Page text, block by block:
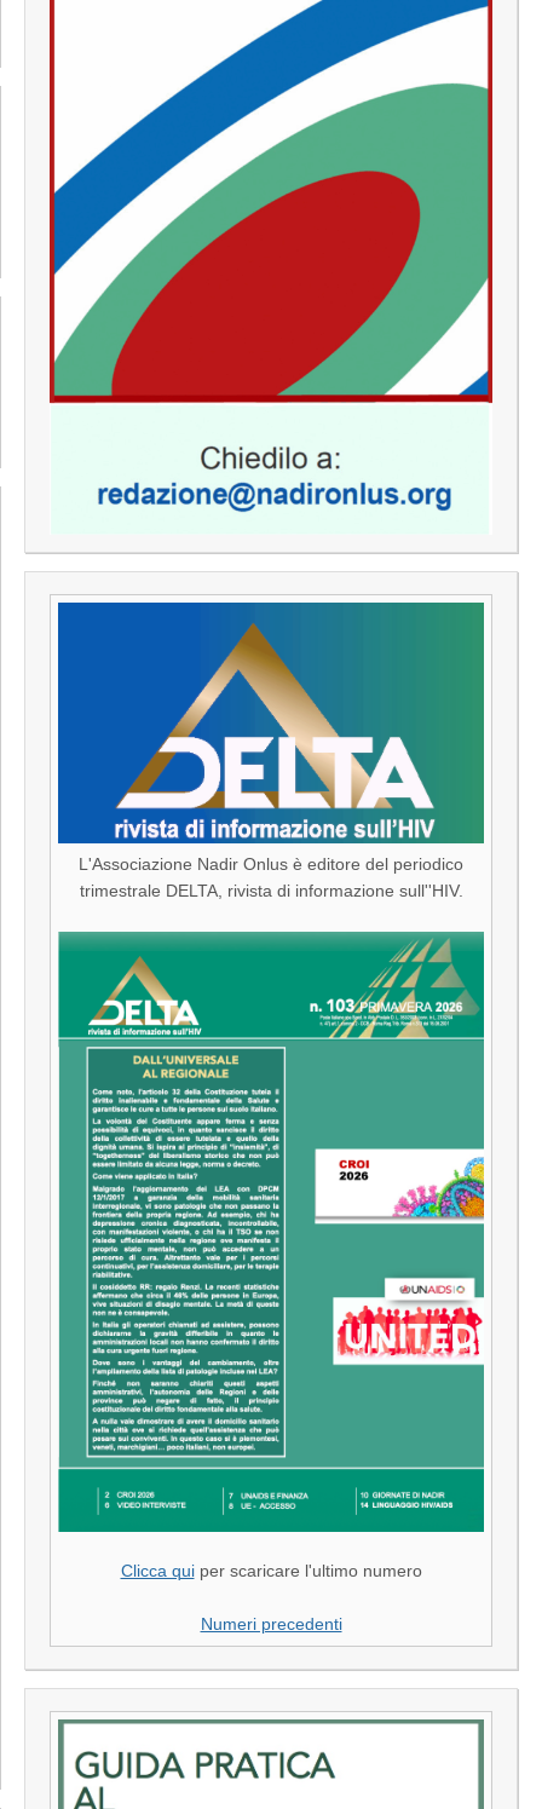
L'Associazione Nadir Onlus è editore del periodico
trimestrale DELTA, rivista di informazione sull''HIV.
Clicca quiper scaricare l'ultimo numero
Numeri precedenti